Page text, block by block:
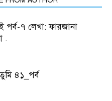
পর্ব-৭ লেখা: ফারজানা
.
৪১_পর্ব